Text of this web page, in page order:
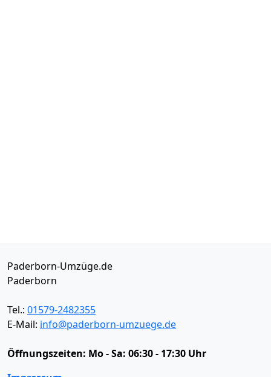
Paderborn-Umzüge.de
Paderborn
Tel.: 01579-2482355
E-Mail: info@paderborn-umzuege.de
Öffnungszeiten: Mo - Sa: 06:30 - 17:30 Uhr